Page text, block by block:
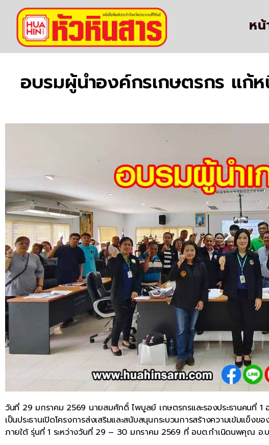
ห
อบรมผู้นำองค์กรเกษตรกร แก้
วันที่ 29 มกราคม 2569 นายสมศักดิ์ ไพบูลย์ เกษตรกรและรองประธานคนที่
เป็นประธานเปิดโครงการส่งเสริมและสนับสนุนกระบวนการสร้างความเข้มแข็
ภายใต้ รุ่นที่ 1 ระหว่างวันที่ 29 – 30 มกราคม 2569 ที่ อบต.กำเนิดนพคุณ อ.บ